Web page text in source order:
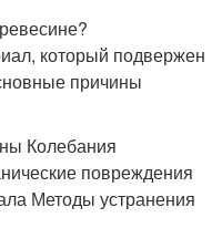
который подвержен
причины
Колебания
повреждения
Методы устранения